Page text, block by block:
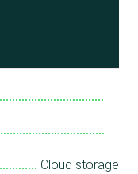
Cloud storage